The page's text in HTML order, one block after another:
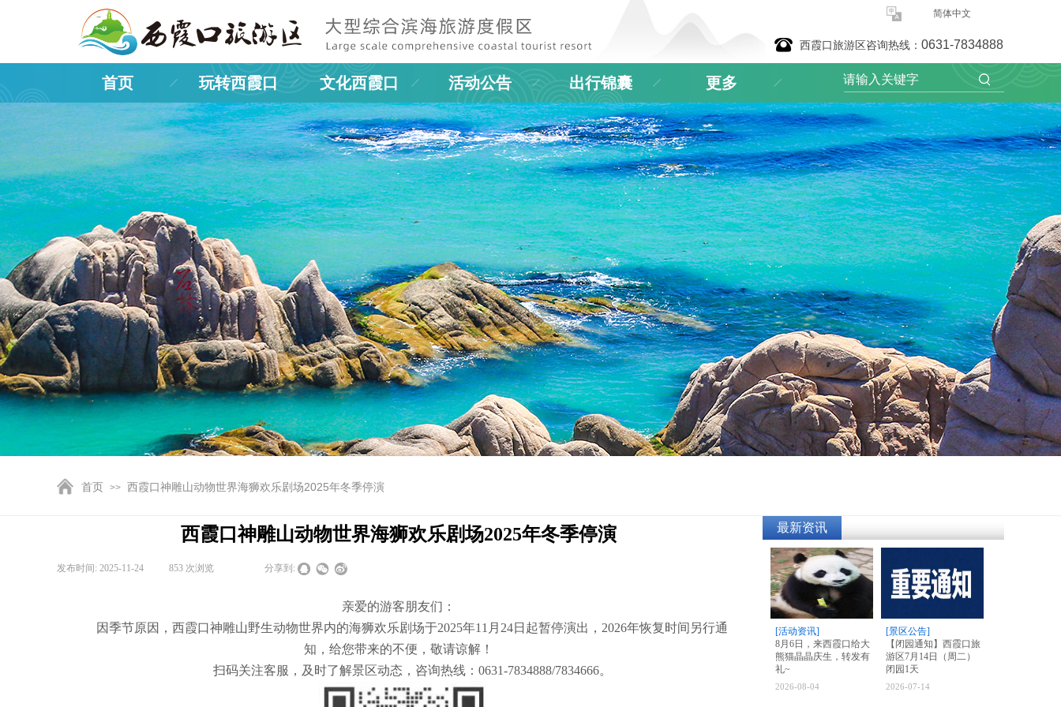
简体中文
西霞口旅游区咨询热线： 0631-7834888
首页 玩转西霞口 文化西霞口 活动公告 出行锦囊 更多
首页 >> 西霞口神雕山动物世界海狮欢乐剧场2025年冬季停演
最新资讯
[活动资讯]
8月6日，来西霞口给大
熊猫晶晶庆生，转发有
礼~
2026-08-04
[景区公告]
【闭园通知】西霞口旅
游区7月14日（周二）
闭园1天
2026-07-14
西霞口神雕山动物世界海狮欢乐剧场2025年冬季停演
发布时间: 2025-11-24 853 次浏览 分享到:
亲爱的游客朋友们：
因季节原因，西霞口神雕山野生动物世界内的海狮欢乐剧场于2025年11月24日起暂停演出，2026年恢复时间另行通
知，给您带来的不便，敬请谅解！
扫码关注客服，及时了解景区动态，咨询热线：0631-7834888/7834666。